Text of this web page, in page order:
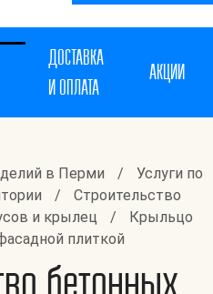
ДОСТАВКА
И ОПЛАТА
АКЦИИ
в Перми /
Услуги по
/
Строительство
и крылец
/
Крыльцо
плиткой